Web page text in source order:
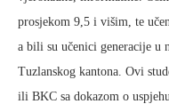
prosjekom 9,5 i višim, te
a bili su učenici generacije u
Tuzlanskog kantona. Ovi
ili BKC sa dokazom o